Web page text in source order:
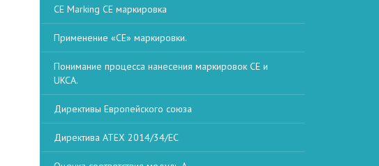
CE Marking СЕ маркировка
Применение «CE» маркировки.
Понимание процесса нанесения маркировок CE и
UKCA.
Директивы Европейского союза
Директива ATEX 2014/34/ЕС